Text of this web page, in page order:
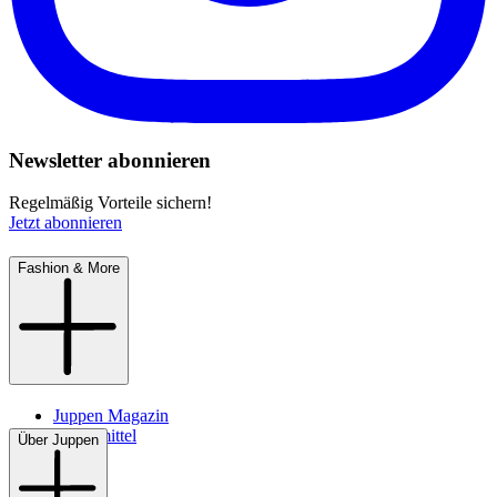
Newsletter abonnieren
Regelmäßig Vorteile sichern!
Jetzt abonnieren
Fashion & More
Juppen Magazin
Pflegemittel
Über Juppen